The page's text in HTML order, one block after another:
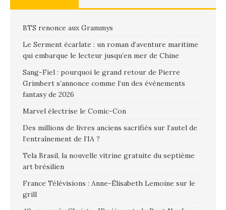
BTS renonce aux Grammys
Le Serment écarlate : un roman d’aventure maritime
qui embarque le lecteur jusqu’en mer de Chine
Sang-Fiel : pourquoi le grand retour de Pierre
Grimbert s’annonce comme l’un des événements
fantasy de 2026
Marvel électrise le Comic-Con
Des millions de livres anciens sacrifiés sur l’autel de
l’entraînement de l’IA ?
Tela Brasil, la nouvelle vitrine gratuite du septième
art brésilien
France Télévisions : Anne-Élisabeth Lemoine sur le
grill